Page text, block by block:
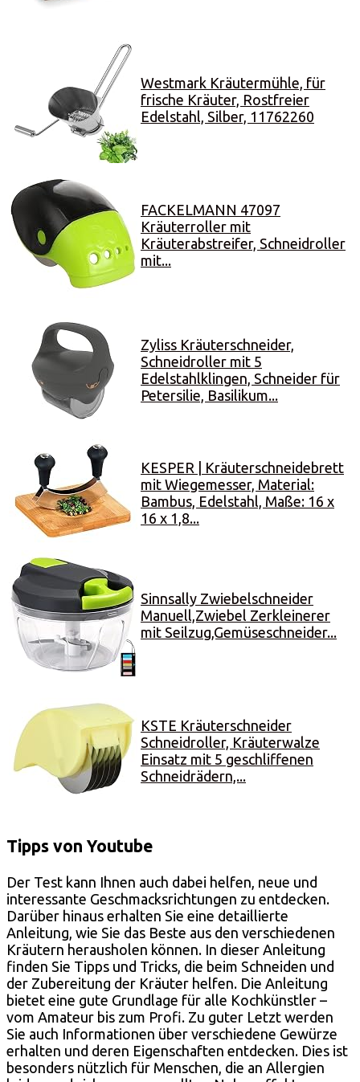
Westmark Kräutermühle, für
frische Kräuter, Rostfreier
Edelstahl, Silber, 11762260
FACKELMANN 47097
Kräuterroller mit
Kräuterabstreifer, Schneidroller
mit...
Zyliss Kräuterschneider,
Schneidroller mit 5
Edelstahlklingen, Schneider für
Petersilie, Basilikum...
KESPER | Kräuterschneidebrett
mit Wiegemesser, Material:
Bambus, Edelstahl, Maße: 16 x
16 x 1,8...
Sinnsally Zwiebelschneider
Manuell,Zwiebel Zerkleinerer
mit Seilzug,Gemüseschneider...
KSTE Kräuterschneider
Schneidroller, Kräuterwalze
Einsatz mit 5 geschliffenen
Schneidrädern,...
Tipps von Youtube
Der Test kann Ihnen auch dabei helfen, neue und
interessante Geschmacksrichtungen zu entdecken.
Darüber hinaus erhalten Sie eine detaillierte
Anleitung, wie Sie das Beste aus den verschiedenen
Kräutern herausholen können. In dieser Anleitung
finden Sie Tipps und Tricks, die beim Schneiden und
der Zubereitung der Kräuter helfen. Die Anleitung
bietet eine gute Grundlage für alle Kochkünstler –
vom Amateur bis zum Profi. Zu guter Letzt werden
Sie auch Informationen über verschiedene Gewürze
erhalten und deren Eigenschaften entdecken. Dies ist
besonders nützlich für Menschen, die an Allergien